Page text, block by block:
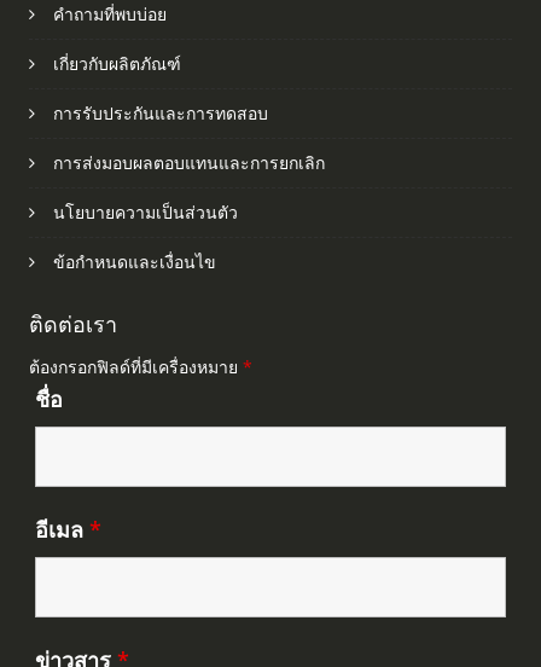
คำถามที่พบบ่อย
เกี่ยวกับผลิตภัณฑ์
การรับประกันและการทดสอบ
การส่งมอบผลตอบแทนและการยกเลิก
นโยบายความเป็นส่วนตัว
ข้อกำหนดและเงื่อนไข
ติดต่อเรา
ต้องกรอกฟิลด์ที่มีเครื่องหมาย *
ชื่อ
อีเมล *
ข่าวสาร *